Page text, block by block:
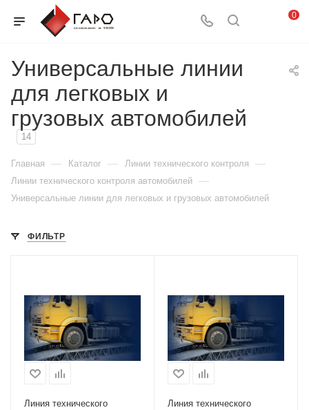
0
Универсальные линии
для легковых и
грузовых автомобилей
14
Главная — Каталог — Линии технического контроля —
Линии технического контроля автомобилей —
Универсальные линии для легковых и грузовых автомобилей
ФИЛЬТР
Линия технического
Линия технического